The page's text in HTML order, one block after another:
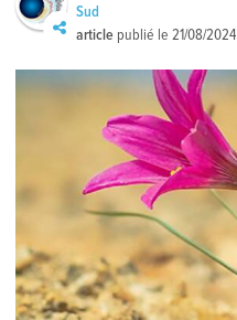
Sud
article publié le21/08/2024